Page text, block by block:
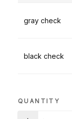
gray check
black check
QUANTITY